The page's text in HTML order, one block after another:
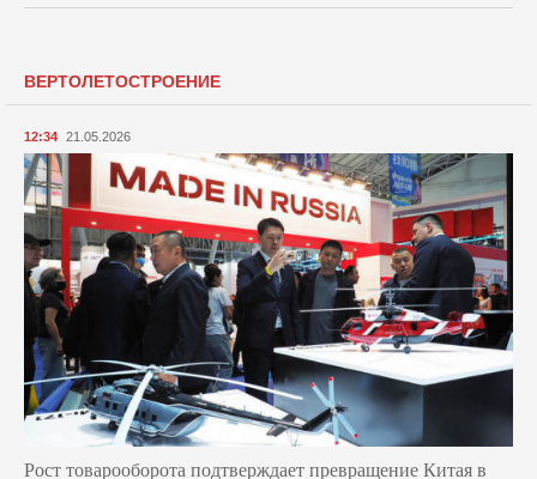
ВЕРТОЛЕТОСТРОЕНИЕ
12:34 21.05.2026
Рост товарооборота подтверждает превращение Китая в